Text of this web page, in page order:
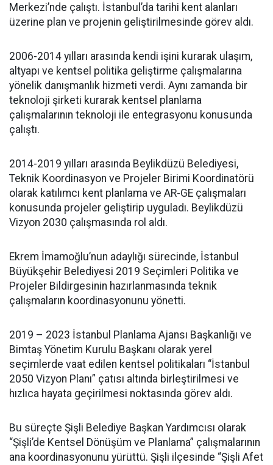
Merkezi’nde çalıştı. İstanbul’da tarihi kent alanları
üzerine plan ve projenin geliştirilmesinde görev aldı.
2006-2014 yılları arasında kendi işini kurarak ulaşım,
altyapı ve kentsel politika geliştirme çalışmalarına
yönelik danışmanlık hizmeti verdi. Aynı zamanda bir
teknoloji şirketi kurarak kentsel planlama
çalışmalarının teknoloji ile entegrasyonu konusunda
çalıştı.
2014-2019 yılları arasında Beylikdüzü Belediyesi,
Teknik Koordinasyon ve Projeler Birimi Koordinatörü
olarak katılımcı kent planlama ve AR-GE çalışmaları
konusunda projeler geliştirip uyguladı. Beylikdüzü
Vizyon 2030 çalışmasında rol aldı.
Ekrem İmamoğlu’nun adaylığı sürecinde, İstanbul
Büyükşehir Belediyesi 2019 Seçimleri Politika ve
Projeler Bildirgesinin hazırlanmasında teknik
çalışmaların koordinasyonunu yönetti.
2019 – 2023 İstanbul Planlama Ajansı Başkanlığı ve
Bimtaş Yönetim Kurulu Başkanı olarak yerel
seçimlerde vaat edilen kentsel politikaları “İstanbul
2050 Vizyon Planı” çatısı altında birleştirilmesi ve
hızlıca hayata geçirilmesi noktasında görev aldı.
Bu süreçte Şişli Belediye Başkan Yardımcısı olarak
“Şişli’de Kentsel Dönüşüm ve Planlama” çalışmalarının
ana koordinasyonunu yürüttü. Şişli ilçesinde “Şişli Afet